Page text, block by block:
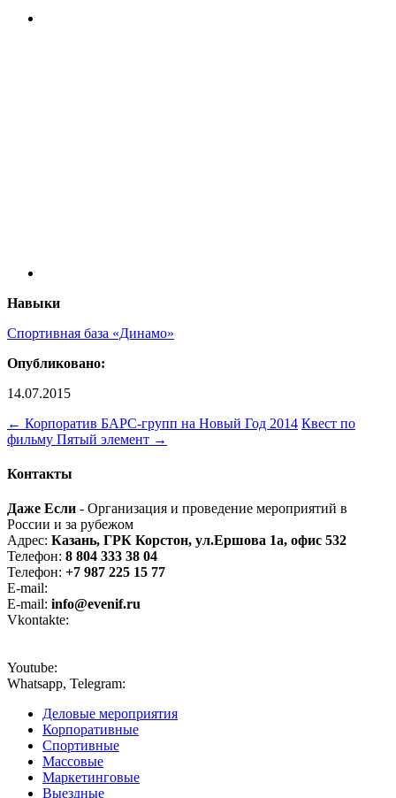
Навыки
Спортивная база «Динамо»
Опубликовано:
14.07.2015
← Корпоратив БАРС-групп на Новый Год 2014 Квест по
фильму Пятый элемент →
Контакты
Даже Если - Организация и проведение мероприятий в
России и за рубежом
Адрес: Казань, ГРК Корстон, ул.Ершова 1а, офис 532
Телефон: 8 804 333 38 04
Телефон: +7 987 225 15 77
E-mail:
E-mail: info@evenif.ru
Vkontakte:
Youtube:
Whatsapp, Telegram:
Деловые мероприятия
Корпоративные
Спортивные
Массовые
Маркетинговые
Выездные